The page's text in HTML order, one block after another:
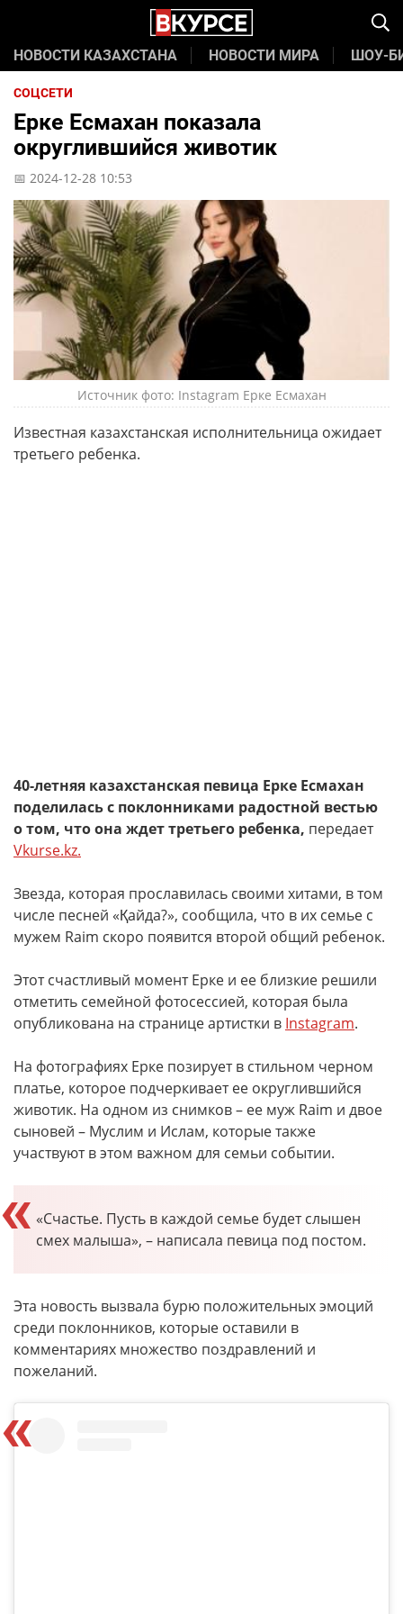
НОВОСТИ КАЗАХСТАНА НОВОСТИ МИРА ШОУ-
СОЦСЕТИ
Ерке Есмахан показала
округлившийся животик
📅 2024-12-28 10:53
Источник фото: Instagram Ерке Есмахан
Известная казахстанская исполнительница ожидает
третьего ребенка.
40-летняя казахстанская певица Ерке Есмахан
поделилась с поклонниками радостной вестью
о том, что она ждет третьего ребенка, передает
Vkurse.kz.
Звезда, которая прославилась своими хитами, в том
числе песней «Қайда?», сообщила, что в их семье с
мужем Raim скоро появится второй общий ребенок.
Этот счастливый момент Ерке и ее близкие решили
отметить семейной фотосессией, которая была
опубликована на странице артистки в Instagram.
На фотографиях Ерке позирует в стильном черном
платье, которое подчеркивает ее округлившийся
животик. На одном из снимков – ее муж Raim и двое
сыновей – Муслим и Ислам, которые также
участвуют в этом важном для семьи событии.
«Счастье. Пусть в каждой семье будет слышен
смех малыша», – написала певица под постом.
Эта новость вызвала бурю положительных эмоций
среди поклонников, которые оставили в
комментариях множество поздравлений и
пожеланий.